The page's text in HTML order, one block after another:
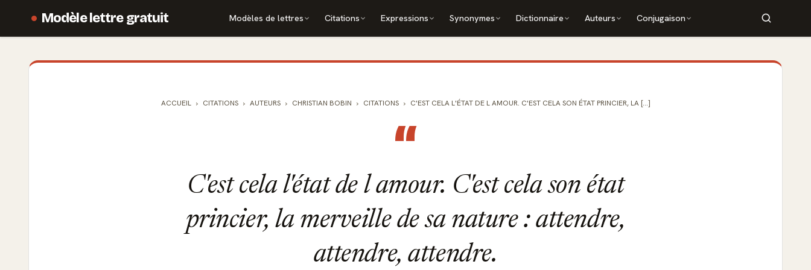
Modèle lettre gratuit Modèles de lettres Citations Expressions Synonymes Dictionnaire Auteurs Conjugaison
ACCUEIL CITATIONS AUTEURS CHRISTIAN BOBIN CITATIONS C'EST CELA L'ÉTAT DE L AMOUR. C'EST CELA SON ÉTAT PRINCIER, LA [...]
“
C'est cela l'état de l amour. C'est cela son état
princier, la merveille de sa nature : attendre,
attendre, attendre.